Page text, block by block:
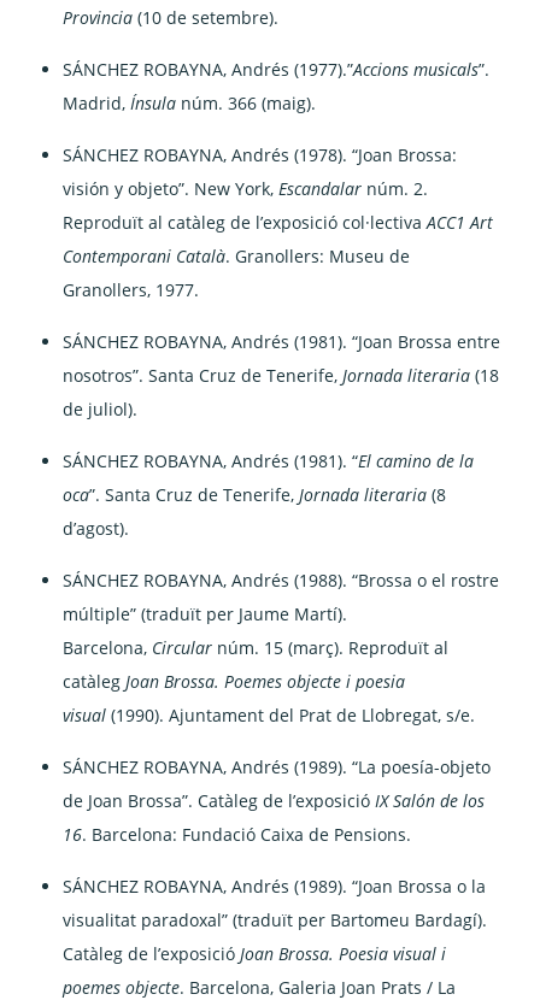
Provincia(10 de setembre).
SÁNCHEZ ROBAYNA, Andrés (1977).”Accions musicals”.
Madrid,Ínsula núm. 366 (maig).
SÁNCHEZ ROBAYNA, Andrés (1978). “Joan Brossa:
visión y objeto”. New York,Escandalar núm. 2.
Reproduït al catàleg de l’exposició col·lectivaACC1 Art
Contemporani Català. Granollers: Museu de
Granollers, 1977.
SÁNCHEZ ROBAYNA, Andrés (1981). “Joan Brossa entre
nosotros”. Santa Cruz de Tenerife,Jornada literaria(18
de juliol).
SÁNCHEZ ROBAYNA, Andrés (1981). “El camino de la
oca”. Santa Cruz de Tenerife,Jornada literaria(8
d’agost).
SÁNCHEZ ROBAYNA, Andrés (1988). “Brossa o el rostre
múltiple” (traduït per Jaume Martí).
Barcelona, Circular núm. 15 (març). Reproduït al
catàlegJoan Brossa. Poemes objecte i poesia
visual(1990). Ajuntament del Prat de Llobregat, s/e.
SÁNCHEZ ROBAYNA, Andrés (1989). “La poesía-objeto
de Joan Brossa”. Catàleg de l’exposicióIX Salón de los
16. Barcelona: Fundació Caixa de Pensions.
SÁNCHEZ ROBAYNA, Andrés (1989). “Joan Brossa o la
visualitat paradoxal” (traduït per Bartomeu Bardagí).
Catàleg de l’exposicióJoan Brossa. Poesia visual i
poemes objecte. Barcelona, Galeria Joan Prats / La